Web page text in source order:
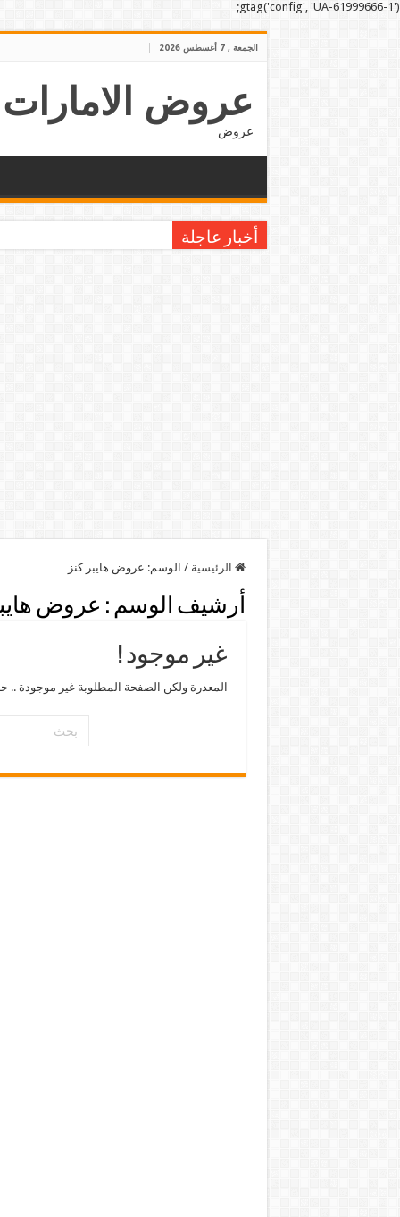
gtag('config', 'UA-61999666-1');
الجمعة , 7 أغسطس 2026
عروض الامارات
عروض
أخبار عاجلة
الرئيسية / الوسم: عروض هايبر كنز
أرشيف الوسم : عروض
غير موجود !
المعذرة ولكن الصفحة المطلوبة غير موجودة